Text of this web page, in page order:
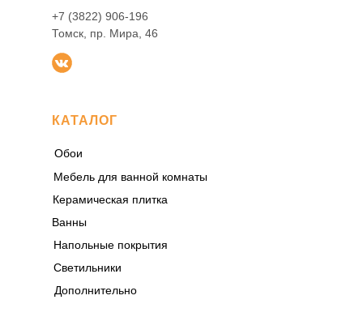
КАТАЛОГ
Обои
Мебель для ванной комнаты
+7 (3822) 906-196
Томск, пр. Мира, 46
Напольные покрытия
Светильники
Дополнительно
Керамическая плитка
Ванны